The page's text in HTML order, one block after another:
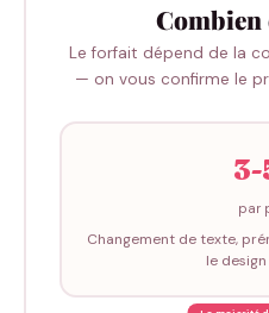
Combien
Le forfait dépend de la
— on vous confirme le
par
Changement de texte,
le